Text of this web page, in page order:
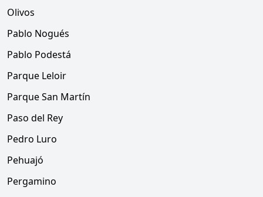
Olivos
Pablo Nogués
Pablo Podestá
Parque Leloir
Parque San Martín
Paso del Rey
Pedro Luro
Pehuajó
Pergamino